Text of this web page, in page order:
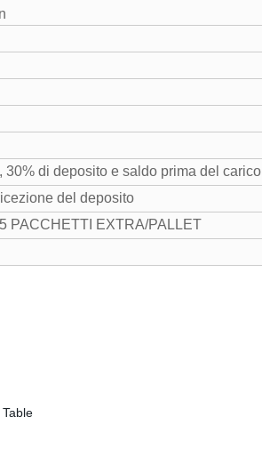
30% di deposito e saldo prima del carico
del deposito
PACCHETTI EXTRA/PALLET